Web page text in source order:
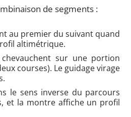
de segments :
au premier du suivant quand
altimétrique.
sur une portion
courses). Le guidage virage
le sens inverse du parcours
et la montre affiche un profil